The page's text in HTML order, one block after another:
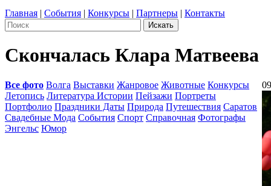
Главная | События | Конкурсы | Партнеры | Контакты
Скончалась Клара Матвеева
Все фото Волга Выставки Жанровое Животные Конкурсы
Летопись Литература Истории Пейзажи Портреты
Портфолио Праздники Даты Природа Путешествия Саратов
Свадебные Мода События Спорт Справочная Фотографы
Энгельс Юмор